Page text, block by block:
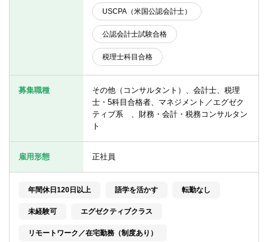
転職お役立ち情報
ご利用ガイド
非公開求人とは？
転職お役立ち情報
USCPA（米国公認会計士）
公認会計士試験合格
税理士科目合格
募集職種
その他（コンサルタント）、会計士、税理
士・5科目合格者、マネジメント／エグゼク
ティブ系 、財務・会計・税務コンサルタン
ト
雇用形態 正社員
年間休日120日以上 語学を活かす 転勤なし
未経験可 エグゼクティブクラス
リモートワーク／在宅勤務（制度あり）